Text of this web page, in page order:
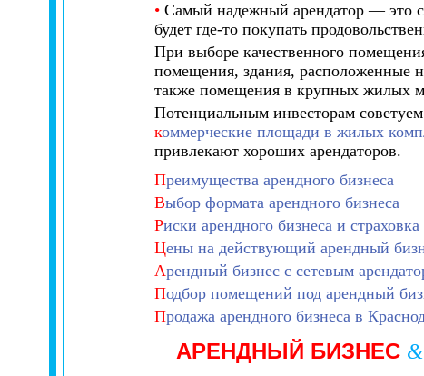
• Самый надежный арендатор — это
будет где-то покупать
При выборе качественного
помещения, здания, расположенные
также помещения в крупных жилых
Потенциальным инвесторам
коммерческие площади в жилых
привлекают хороших арендаторов.
Преимущества арендного бизнеса
Выбор формата арендного бизнеса
Риски арендного бизнеса и страховка
Цены на действующий арендный
Арендный бизнес с сетевым
Подбор помещений под арендный
Продажа арендного бизнеса в
АРЕНДНЫЙ БИЗНЕС &